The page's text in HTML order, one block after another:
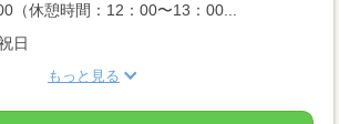
（休憩時間：12：00〜13：00...
日
もっと見る